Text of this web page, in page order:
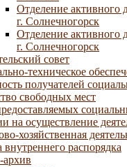
Отделение активного
г. Солнечногорск
Отделение активного
г. Солнечногорск
совет
техническое
получателей
свободных мест
на осуществление
хозяйственная
распорядка